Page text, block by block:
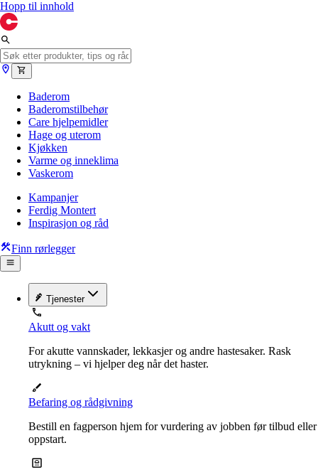
Hopp til innhold
Baderom
Baderomstilbehør
Care hjelpemidler
Hage og uterom
Kjøkken
Varme og inneklima
Vaskerom
Kampanjer
Ferdig Montert
Inspirasjon og råd
Finn rørlegger
Tjenester
Akutt og vakt
For akutte vannskader, lekkasjer og andre hastesaker. Rask
utrykning – vi hjelper deg når det haster.
Befaring og rådgivning
Bestill en fagperson hjem for vurdering av jobben før tilbud eller
oppstart.